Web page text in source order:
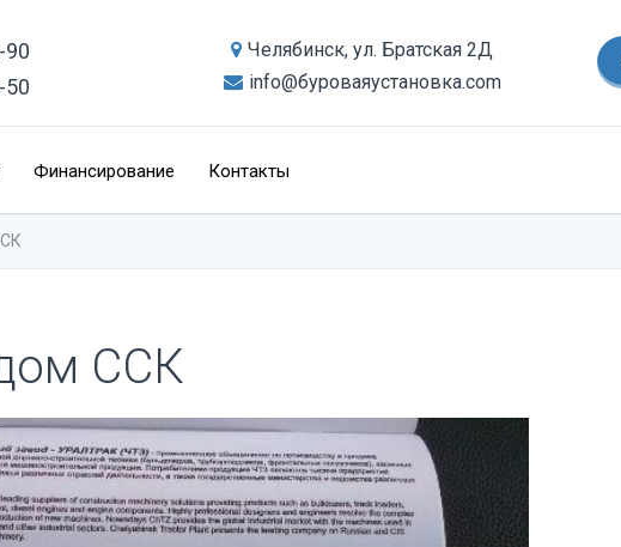
90
50
Челябинск, ул. Братская 2Д
info@буроваяустановка.com
Финансирование Контакты
ССК